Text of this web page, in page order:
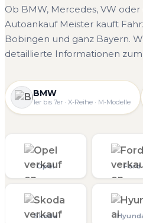
Ob BMW, Mercedes, VW
Autoankauf Meister kauft
Bobingen und ganz Bayern.
detaillierte Informationen zum
BMW
1er bis 7er · X-Reihe · M-Modelle
Opel Ford
Skoda